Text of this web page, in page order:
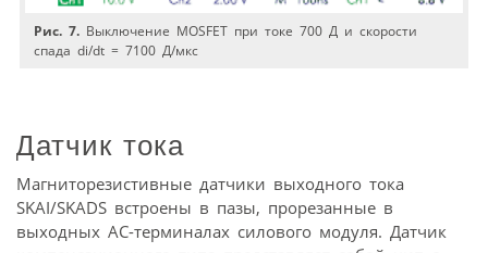
Рис. 7. Выключение MOSFET при токе 700 Д и скорости
спада di/dt = 7100 Д/мкс
Датчик тока
Магниторезистивные датчики выходного тока
SKAI/SKADS встроены в пазы, прорезанные в
выходных АС-терминалах силового модуля. Датчик